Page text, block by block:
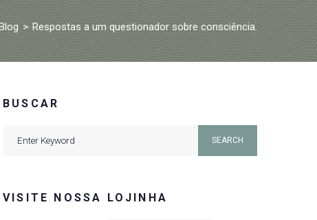
> Respostas a um questionador sobre consciência.
BUSCAR
SEARCH
VISITE NOSSA LOJINHA